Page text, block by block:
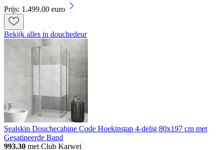
Prijs: 1.499.00 euro
Bekijk alles in douchedeur
Sealskin Douchecabine Code Hoekinstap 4-delig 80x197 cm met
Gesatineerde Band
993.30 met Club Karwei